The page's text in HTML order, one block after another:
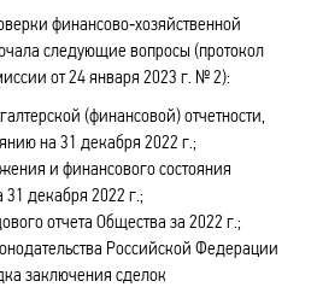
финансово‑хозяйственной
следующие вопросы (протокол
от 24 января 2023 г. № 2):
(финансовой) отчетности,
на 31 декабря 2022 г.;
и финансового состояния
декабря 2022 г.;
отчета Общества за 2022 г.;
Российской Федерации
заключения сделок